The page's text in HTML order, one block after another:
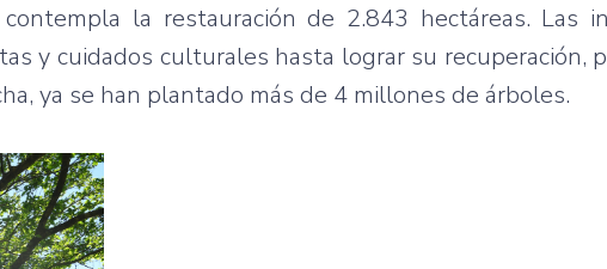
la restauración de 2.843 hectáreas. Las
y cuidados culturales hasta lograr su recuperación,
ya se han plantado más de 4 millones de árboles.